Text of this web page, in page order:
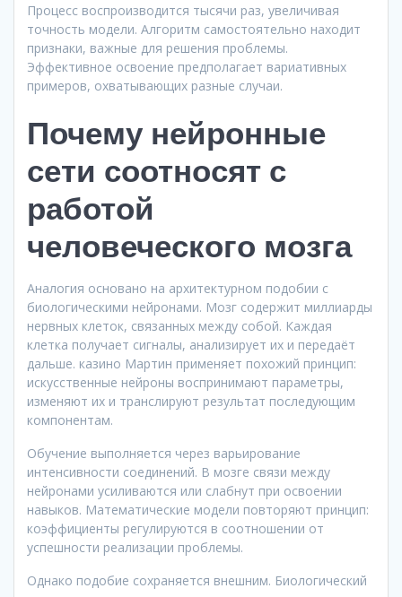
Процесс воспроизводится тысячи раз, увеличивая
точность модели. Алгоритм самостоятельно находит
признаки, важные для решения проблемы.
Эффективное освоение предполагает вариативных
примеров, охватывающих разные случаи.
Почему нейронные
сети соотносят с
работой
человеческого мозга
Аналогия основано на архитектурном подобии с
биологическими нейронами. Мозг содержит миллиарды
нервных клеток, связанных между собой. Каждая
клетка получает сигналы, анализирует их и передаёт
дальше. казино Мартин применяет похожий принцип:
искусственные нейроны воспринимают параметры,
изменяют их и транслируют результат последующим
компонентам.
Обучение выполняется через варьирование
интенсивности соединений. В мозге связи между
нейронами усиливаются или слабнут при освоении
навыков. Математические модели повторяют принцип:
коэффициенты регулируются в соотношении от
успешности реализации проблемы.
Однако подобие сохраняется внешним. Биологический